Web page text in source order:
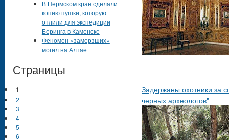
Задержаны охотники за
черных археологов"
В Пермском крае сделали
копию пушки, которую
отлили для экспедиции
Беринга в Каменске
Феномен «замерзших»
могил на Алтае
Страницы
1
2
3
4
5
6